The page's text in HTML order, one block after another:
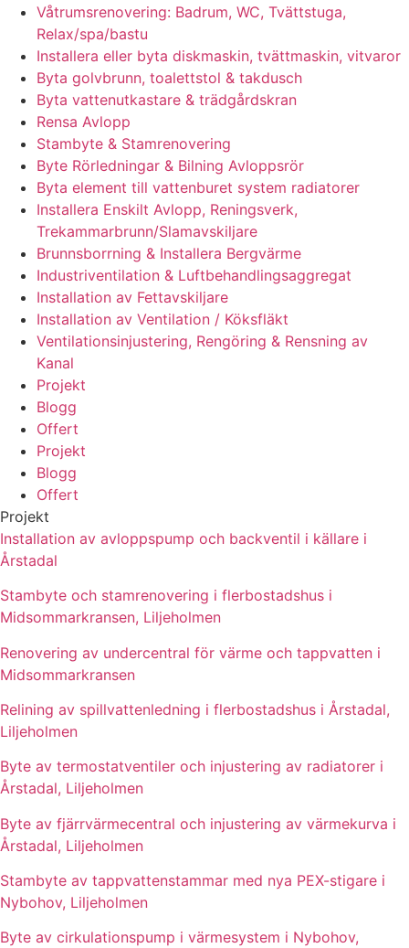
Våtrumsrenovering: Badrum, WC, Tvättstuga,
Relax/spa/bastu
Installera eller byta diskmaskin, tvättmaskin, vitvaror
Byta golvbrunn, toalettstol & takdusch
Byta vattenutkastare & trädgårdskran
Rensa Avlopp
Stambyte & Stamrenovering
Byte Rörledningar & Bilning Avloppsrör
Byta element till vattenburet system radiatorer
Installera Enskilt Avlopp, Reningsverk,
Trekammarbrunn/Slamavskiljare
Brunnsborrning & Installera Bergvärme
Industriventilation & Luftbehandlingsaggregat
Installation av Fettavskiljare
Installation av Ventilation / Köksfläkt
Ventilationsinjustering, Rengöring & Rensning av
Kanal
Projekt
Blogg
Offert
Projekt
Blogg
Offert
Projekt
Installation av avloppspump och backventil i källare i
Årstadal
Stambyte och stamrenovering i flerbostadshus i
Midsommarkransen, Liljeholmen
Renovering av undercentral för värme och tappvatten i
Midsommarkransen
Relining av spillvattenledning i flerbostadshus i Årstadal,
Liljeholmen
Byte av termostatventiler och injustering av radiatorer i
Årstadal, Liljeholmen
Byte av fjärrvärmecentral och injustering av värmekurva i
Årstadal, Liljeholmen
Stambyte av tappvattenstammar med nya PEX-stigare i
Nybohov, Liljeholmen
Byte av cirkulationspump i värmesystem i Nybohov,